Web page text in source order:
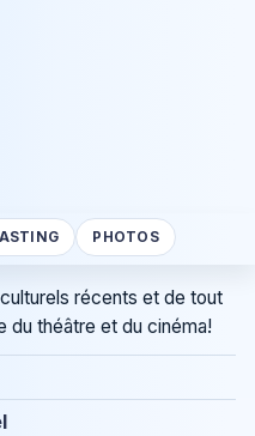
PHOTOS
récents et de tout
du théâtre et du cinéma!